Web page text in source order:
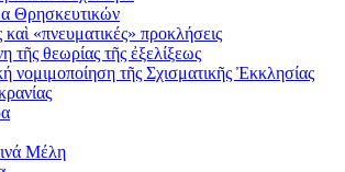
Θρησκευτικών
«πνευματικές» προκλήσεις
τῆς θεωρίας τῆς ἐξελίξεως
νομιμοποίηση τῆς Σχισματικῆς Ἐκκλησίας
Μέλη